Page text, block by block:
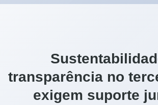
transparência no
exigem suporte